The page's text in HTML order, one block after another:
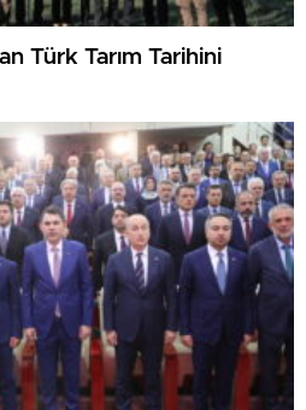
Türk Tarım Tarihini